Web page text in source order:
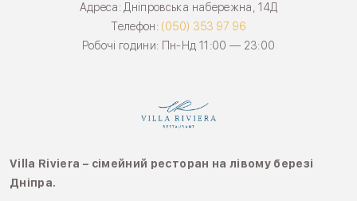
Адреса: Дніпровська набережна, 14Д
Телефон: (050) 353 97 96
Робочі години: Пн-Нд 11:00 — 23:00
Villa Riviera – сімейний ресторан на лівому березі
Дніпра.